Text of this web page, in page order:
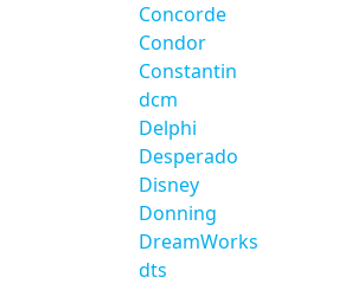
Concorde
Condor
Constantin
dcm
Delphi
Desperado
Disney
Donning
DreamWorks
dts